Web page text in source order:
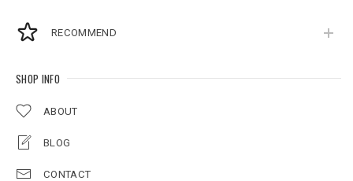
RECOMMEND
SHOP INFO
ABOUT
BLOG
CONTACT